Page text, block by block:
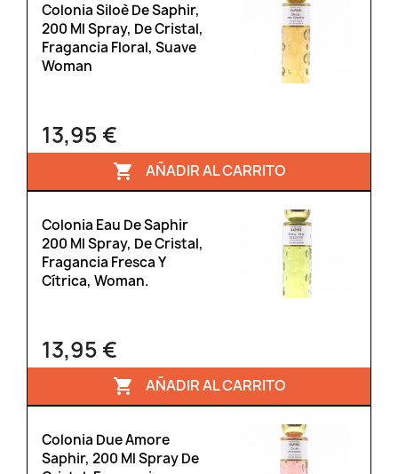
Colonia Siloè De Saphir,
200 Ml Spray, De Cristal,
Fragancia Floral, Suave
Woman
13,95 €
 AÑADIR AL CARRITO
Colonia Eau De Saphir
200 Ml Spray, De Cristal,
Fragancia Fresca Y
Cítrica, Woman.
13,95 €
 AÑADIR AL CARRITO
Colonia Due Amore
Saphir, 200 Ml Spray De